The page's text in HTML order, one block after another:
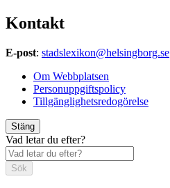
Kontakt
E-post: stadslexikon@helsingborg.se
Om Webbplatsen
Personuppgiftspolicy
Tillgänglighetsredogörelse
Stäng
Vad letar du efter?
Sök